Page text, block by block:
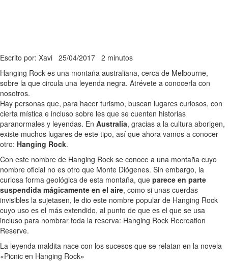
Escrito por: Xavi 25/04/2017 2 minutos
Hanging Rock es una montaña australiana, cerca de Melbourne,
sobre la que circula una leyenda negra. Atrévete a conocerla con
nosotros.
Hay personas que, para hacer turismo, buscan lugares curiosos, con
cierta mística e incluso sobre les que se cuenten historias
paranormales y leyendas. En Australia, gracias a la cultura aborigen,
existe muchos lugares de este tipo, así que ahora vamos a conocer
otro: Hanging Rock.
Con este nombre de Hanging Rock se conoce a una montaña cuyo
nombre oficial no es otro que Monte Diógenes. Sin embargo, la
curiosa forma geológica de esta montaña, que parece en parte
suspendida mágicamente en el aire, como si unas cuerdas
invisibles la sujetasen, le dio este nombre popular de Hanging Rock
cuyo uso es el más extendido, al punto de que es el que se usa
incluso para nombrar toda la reserva: Hanging Rock Recreation
Reserve.
La leyenda maldita nace con los sucesos que se relatan en la novela
«Picnic en Hanging Rock»